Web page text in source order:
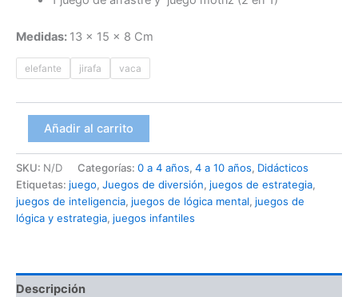
Medidas: 13 x 15 x 8 Cm
elefante jirafa vaca
Añadir al carrito
SKU: N/D Categorías: 0 a 4 años, 4 a 10 años, Didácticos
Etiquetas: juego, Juegos de diversión, juegos de estrategia,
juegos de inteligencia, juegos de lógica mental, juegos de
lógica y estrategia, juegos infantiles
Descripción